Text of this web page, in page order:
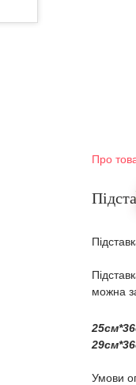
Про
можна
Умови